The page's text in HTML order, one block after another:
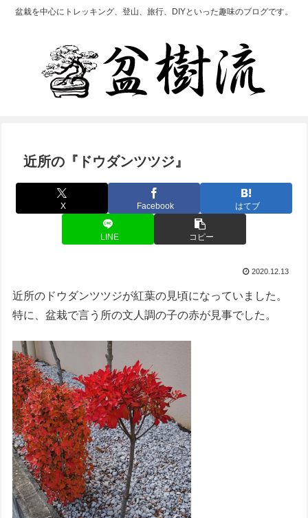
盆栽を中心にトレッキング、登山、旅行、DIYといった趣味のブログです。
近所の『ドウダンツツジ』
X Facebook はてブ
LINE コピー
2020.12.13
近所のドウダンツツジが紅葉の見頃になっていました。
特に、盆栽で言う所の文人調の子の赤が見事でした。